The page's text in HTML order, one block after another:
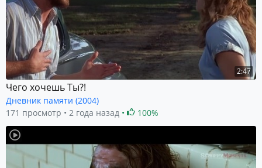
2:47
Чего хочешь Ты?!
Дневник памяти (2004)
171 просмотр
2 года назад 100%